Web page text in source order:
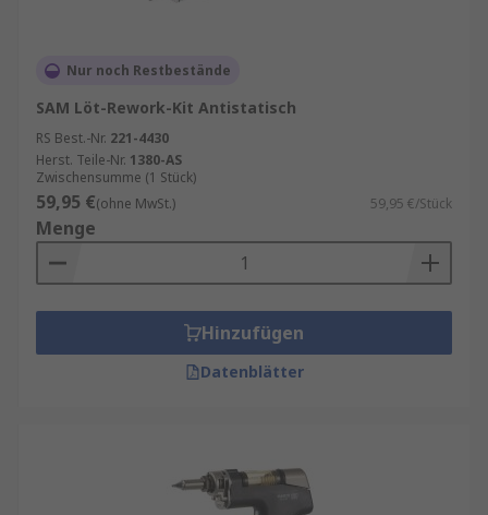
Nur noch Restbestände
SAM Löt-Rework-Kit Antistatisch
RS Best.-Nr. 221-4430
Herst. Teile-Nr. 1380-AS
Zwischensumme (1 Stück)
59,95 €(ohne MwSt.) 59,95 €/Stück
Menge
Hinzufügen
Datenblätter